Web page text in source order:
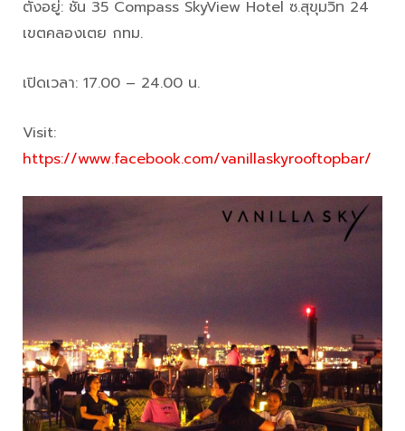
ตั้งอยู่: ชั้น 35 Compass SkyView Hotel ซ.สุขุมวิท 24
เขตคลองเตย กทม.
เปิดเวลา: 17.00 – 24.00 น.
Visit:
https://www.facebook.com/vanillaskyrooftopbar/